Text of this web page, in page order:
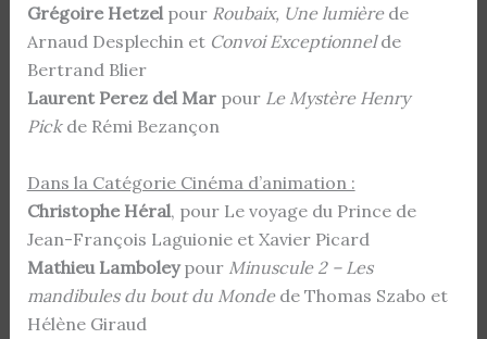
Grégoire HetzelpourRoubaix, Une lumièrede
Arnaud Desplechin et Convoi Exceptionnelde
Bertrand Blier
Laurent Perez del Marpour Le Mystère Henry
Pickde Rémi Bezançon
Dans la Catégorie Cinéma d’animation :
Christophe Héral, pour Le voyage du Prince de
Jean-François Laguionie et Xavier Picard
Mathieu Lamboleypour Minuscule 2 – Les
mandibules du bout du Mondede Thomas Szabo et
Hélène Giraud